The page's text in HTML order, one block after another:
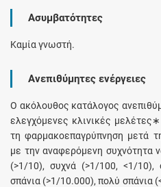
Ασυμβατότητες
Καμία γνωστή.
Ανεπιθύμητες ενέργειες
Ο ακόλουθος κατάλογος
ελεγχόμενες κλινικές
τη φαρμακοεπαγρύπνηση μετά
με την αναφερόμενη συχνότητα
(>1/10), συχνά (>1/100, <1/10),
σπάνια (>1/10.000), πολύ σπάνια